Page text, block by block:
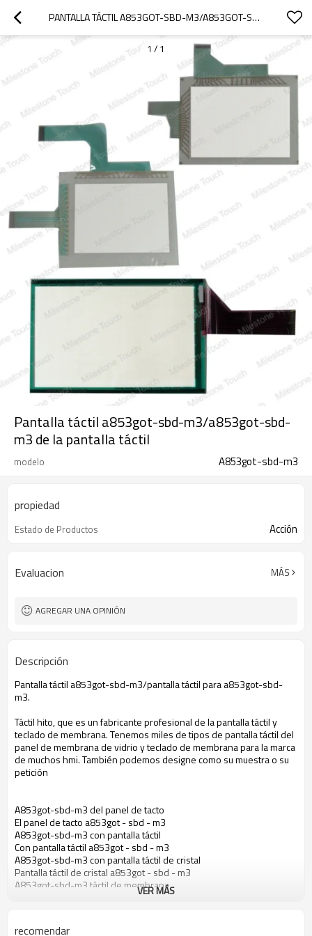
PANTALLA TÁCTIL A853GOT-SBD-M3/A853GOT-SBD-M3 DE LA PANTALLA TÁCTIL
1 / 1
Pantalla táctil a853got-sbd-m3/a853got-sbd-
m3 de la pantalla táctil
modelo A853got-sbd-m3
propiedad
Estado de Productos Acción
Evaluacion MÁS
AGREGAR UNA OPINIÓN
Descripción
Pantalla táctil a853got-sbd-m3/pantalla táctil para a853got-sbd-
m3.
Táctil hito, que es un fabricante profesional de la pantalla táctil y
teclado de membrana. Tenemos miles de tipos de pantalla táctil del
panel de membrana de vidrio y teclado de membrana para la marca
de muchos hmi. También podemos designe como su muestra o su
petición
A853got-sbd-m3 del panel de tacto
El panel de tacto a853got - sbd - m3
A853got-sbd-m3 con pantalla táctil
Con pantalla táctil a853got - sbd - m3
A853got-sbd-m3 con pantalla táctil de cristal
Pantalla táctil de cristal a853got - sbd - m3
A853got-sbd-m3 táctil de membrana
Membrana táctil a853got - sbd - m3
VER MÁS
recomendar